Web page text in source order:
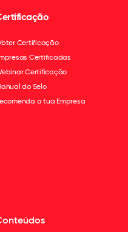
Certificação
Certificadas
Certificação
do Selo
a tua Empresa